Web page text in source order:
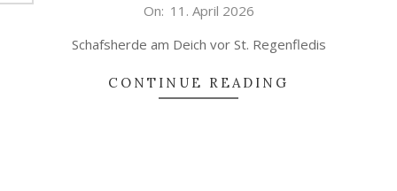
On: 11. April 2026
Schafsherde am Deich vor St. Regenfledis
CONTINUE READING